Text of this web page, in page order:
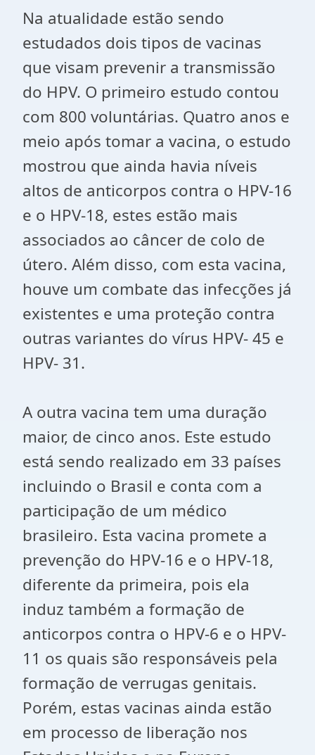
Na atualidade estão sendo
estudados dois tipos de vacinas
que visam prevenir a transmissão
do HPV. O primeiro estudo contou
com 800 voluntárias. Quatro anos e
meio após tomar a vacina, o estudo
mostrou que ainda havia níveis
altos de anticorpos contra o HPV-16
e o HPV-18, estes estão mais
associados ao câncer de colo de
útero. Além disso, com esta vacina,
houve um combate das infecções já
existentes e uma proteção contra
outras variantes do vírus HPV- 45 e
HPV- 31.
A outra vacina tem uma duração
maior, de cinco anos. Este estudo
está sendo realizado em 33 países
incluindo o Brasil e conta com a
participação de um médico
brasileiro. Esta vacina promete a
prevenção do HPV-16 e o HPV-18,
diferente da primeira, pois ela
induz também a formação de
anticorpos contra o HPV-6 e o HPV-
11 os quais são responsáveis pela
formação de verrugas genitais.
Porém, estas vacinas ainda estão
em processo de liberação nos